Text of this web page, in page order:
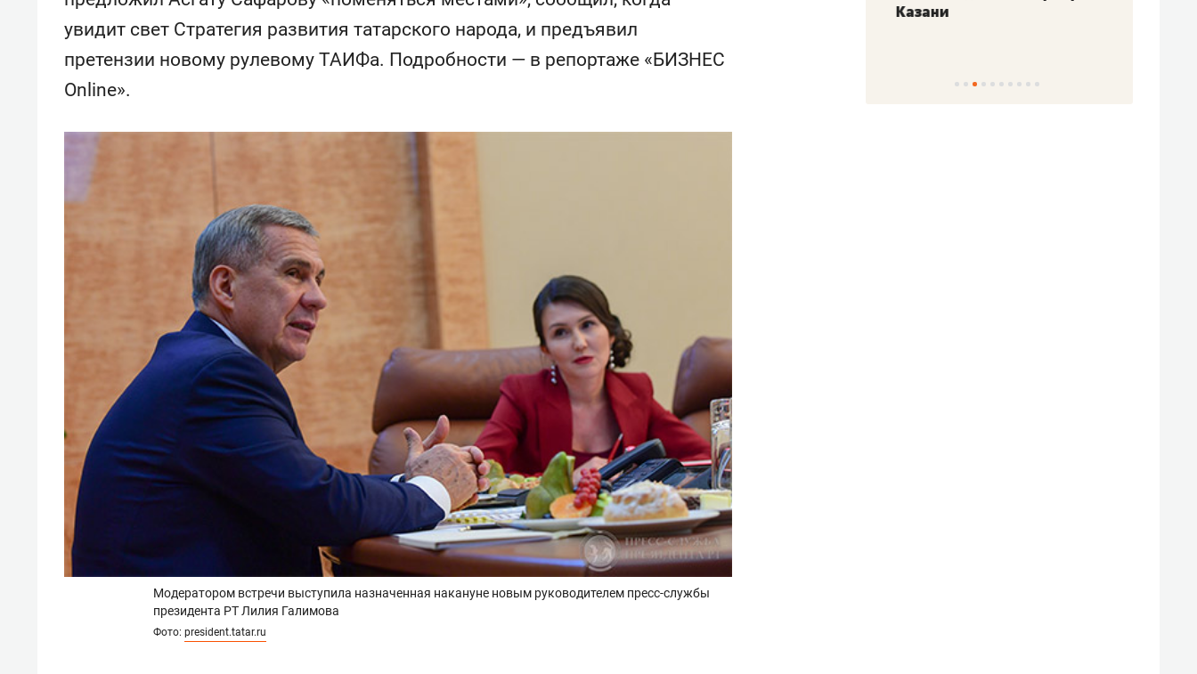
увидит свет Стратегия развития татарского народа, и предъявил
претензии новому рулевому ТАИФа. Подробности — в репортаже «БИЗНЕС
Online».
Модератором встречи выступила назначенная накануне новым руководителем пресс-службы
президента РТ Лилия Галимова
Фото: president.tatar.ru
отвечают личным
имуществом!»
состоянием как основа
антихрупких команд
«Гонка Героев»
Казани